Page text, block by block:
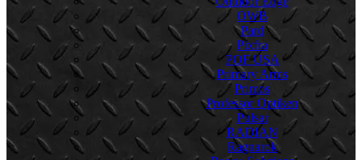
OWB
Pard
Pixfra
POF USA
Primary Arms
Primos
Professor Optiken
Pulsar
RADIAN
Ragnarok